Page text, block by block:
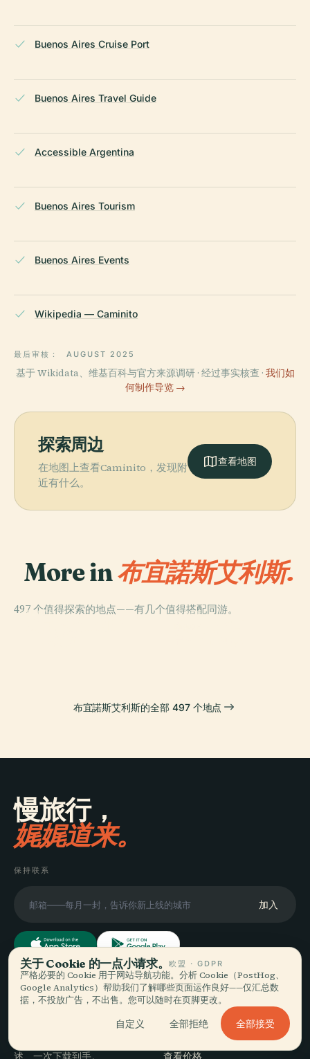
Buenos Aires Cruise Port
Buenos Aires Travel Guide
Accessible Argentina
Buenos Aires Tourism
Buenos Aires Events
Wikipedia — Caminito
最后审核： AUGUST 2025
基于 Wikidata、维基百科与官方来源调研 · 经过事实核查 · 我们如
何制作导览 →
探索周边
在地图上查看Caminito，发现附
近有什么。
查看地图
More in布宜諾斯艾利斯.
497 个值得探索的地点——有几个值得搭配同游。
PLACE PLACE
PLACE
布宜諾斯艾利斯的全部 497 个地点
慢旅行，
娓娓道来。
保持联系
加入
Audiala
为你真正的漫游方式而做的语
探索
导览
查看价格
关于 Cookie 的一点小请求。欧盟 · GDPR
严格必要的 Cookie 用于网站导航功能。分析 Cookie（PostHog、
Google Analytics）帮助我们了解哪些页面运作良好——仅汇总数
据，不投放广告，不出售。您可以随时在页脚更改。
自定义 全部拒绝 全部接受